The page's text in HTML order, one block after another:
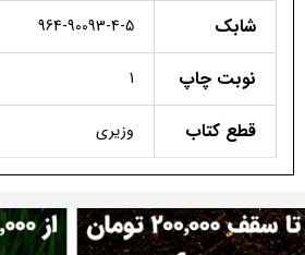
شابک 964-90093-4-5
نوبت چاپ 1
قطع کتاب وزیری